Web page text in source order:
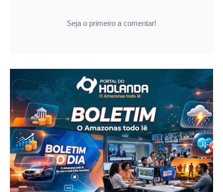
Seja o primeiro a comentar!